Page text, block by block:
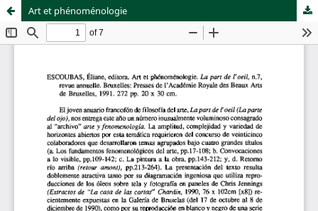
Art et phénoménologie